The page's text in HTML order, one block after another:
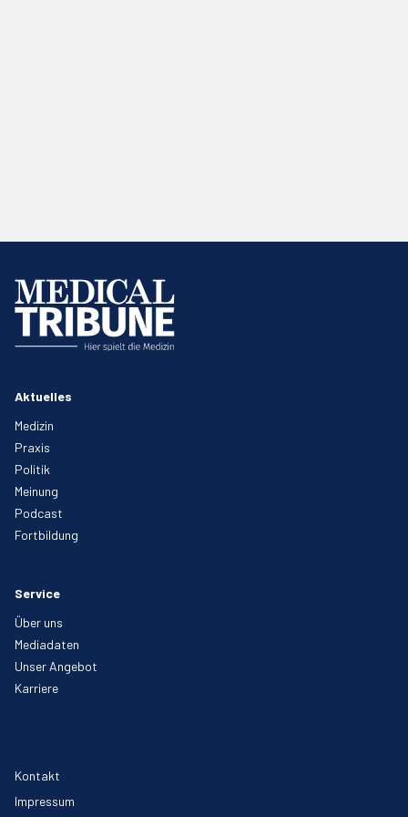
Aktuelles
Medizin
Praxis
Politik
Meinung
Podcast
Fortbildung
Service
Über uns
Mediadaten
Unser Angebot
Karriere
Kontakt
Impressum